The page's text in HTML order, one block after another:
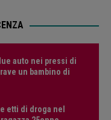
auto nei pressi di
un bambino di
etti di droga nel